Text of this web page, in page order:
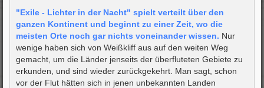
"Exile - Lichter in der Nacht" spielt verteilt über den
ganzen Kontinent und beginnt zu einer Zeit, wo die
meisten Orte noch gar nichts voneinander wissen. Nur
wenige haben sich von Weißkliff aus auf den weiten Weg
gemacht, um die Länder jenseits der überfluteten Gebiete zu
erkunden, und sind wieder zurückgekehrt. Man sagt, schon
vor der Flut hätten sich in jenen unbekannten Landen